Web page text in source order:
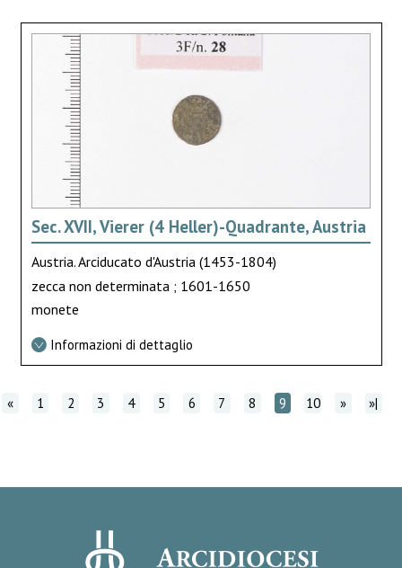
Sec. XVII, Vierer (4 Heller)-Quadrante, Austria
Austria. Arciducato d'Austria (1453-1804)
zecca non determinata ; 1601-1650
monete
Informazioni di dettaglio
« 1 2 3 4 5 6 7 8 9 10 » »|